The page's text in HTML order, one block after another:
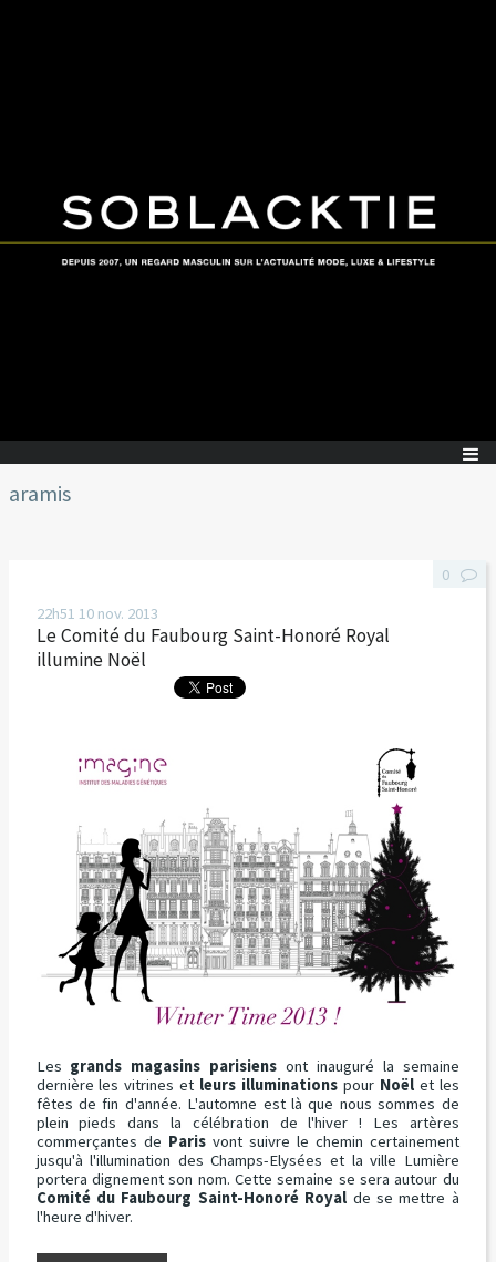
aramis
22h51 10 nov. 2013
Le Comité du Faubourg Saint-Honoré Royal
illumine Noël
Les grands magasins parisiens ont inauguré la semaine
dernière les vitrines et leurs illuminations pour Noëlet les
fêtes de fin d'année. L'automne est là que nous sommes de
plein pieds dans la célébration de l'hiver ! Les artères
commerçantes de Parisvont suivre le chemin certainement
jusqu'à l'illumination des Champs-Elysées et la ville Lumière
portera dignement son nom. Cette semaine se sera autour du
Comité du Faubourg Saint-Honoré Royal de se mettre à
l'heure d'hiver.
0